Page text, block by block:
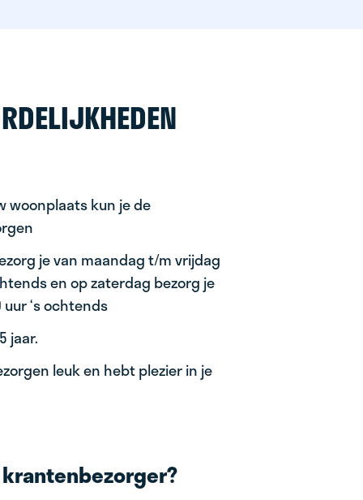
woonplaats kun je de
je van maandag t/m vrijdag
en op zaterdag bezorg je
‘s ochtends
jaar.
leuk en hebt plezier in je